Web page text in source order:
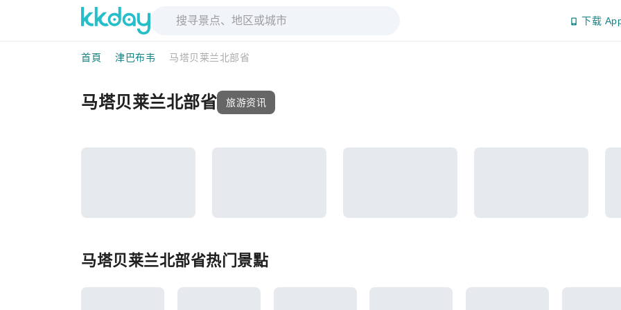
下载
首頁 津巴布韦 马塔贝莱兰北部省
马塔贝莱兰北部省 旅游资讯
马塔贝莱兰北部省热门景點